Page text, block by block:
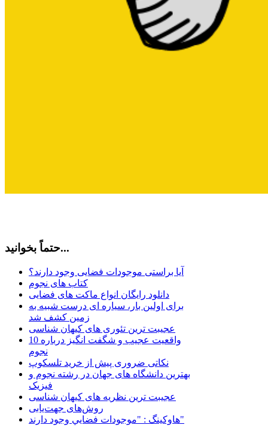
حتماً بخوانید...
آیا براستی موجودات فضایی وجود دارند؟
کتاب های نجوم
دانلود رایگان انواع ماکت های فضایی
برای اولین بار، سیاره ای درست شبیه به
زمین کشف شد
عجیبت ترین تئوری های کیهان شناسی
10 واقعیت عجیب و شگفت انگیز درباره
نجوم
نکاتی ضروری پیش از خرید تلسکوپ
بهترین دانشگاه های جهان در رشته نجوم و
فیزیک
عجیبت ترین نظریه های کیهان شناسی
روش‌های جهت‌یابی
هاوكينگ : "موجودات فضايي وجود دارند"